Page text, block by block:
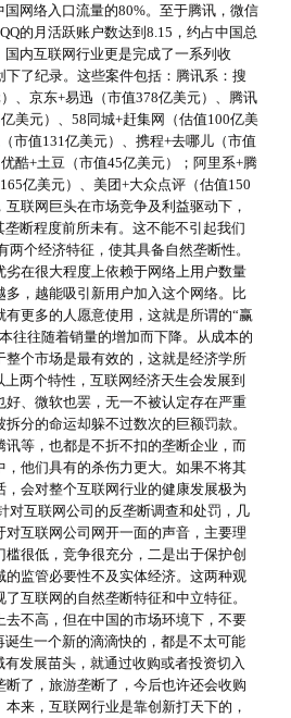
网络入口流量的80%。至于腾讯，微信
的月活跃账户数达到8.15，约占中国总
国内互联网行业更是完成了一系列收
下了纪录。这些案件包括：腾讯系：搜
、京东+易迅（市值378亿美元）、腾讯
美元）、58同城+赶集网（估值100亿美
市值131亿美元）、携程+去哪儿（市值
酷+土豆（市值45亿美元）；阿里系+腾
亿美元）、美团+大众点评（估值150
联网巨头在市场竞争及利益驱动下，
垄断程度前所未有。这不能不引起我们
两个经济特征，使其具备自然垄断性。
劣在很大程度上依赖于网络上用户数量
多，越能吸引新用户加入这个网络。比
更多的人愿意使用，这就是所谓的“赢
往往随着销量的增加而下降。从成本的
整个市场是最有效的，这就是经济学所
两个特性，互联网经济天生会发展到
好、微软也罢，无一不被认定存在严重
分的命运却躲不过数次的巨额罚款。
讯等，也都是不折不扣的垄断企业，而
，他们具有的杀伤力更大。如果不将其
会对整个互联网行业的健康发展极为
对互联网公司的反垄断调查和处罚，几
互联网公司网开一面的声音，主要理
很低，竞争很充分，二是出于保护创
的监管必要性不及实体经济。这两种观
互联网的自然垄断特征和中立特征。
去不高，但在中国的市场环境下，不要
生一个新的滴滴快的，都是不太可能
发展苗头，就通过收购或者投资切入
了，旅游垄断了，今后也许还会收购
来，互联网行业是靠创新打天下的，